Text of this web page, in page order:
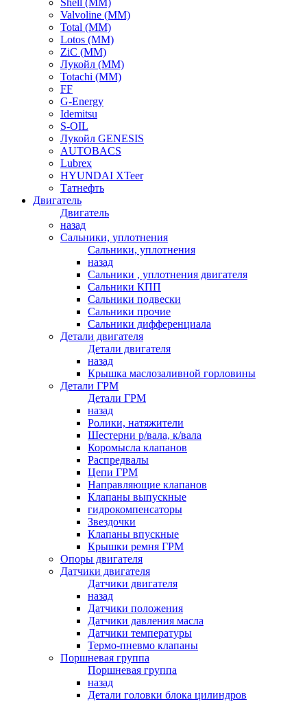
Shell (ММ)
Valvoline (ММ)
Total (ММ)
Lotos (ММ)
ZiC (ММ)
Лукойл (ММ)
Totachi (MM)
FF
G-Energy
Idemitsu
S-OIL
Лукойл GENESIS
AUTOBACS
Lubrex
HYUNDAI XTeer
Татнефть
Двигатель
Двигатель
назад
Сальники, уплотнения
Сальники, уплотнения
назад
Сальники , уплотнения двигателя
Сальники КПП
Сальники подвески
Сальники прочие
Сальники дифференциала
Детали двигателя
Детали двигателя
назад
Крышка маслозаливной горловины
Детали ГРМ
Детали ГРМ
назад
Ролики, натяжители
Шестерни р/вала, к/вала
Коромысла клапанов
Распредвалы
Цепи ГРМ
Направляющие клапанов
Клапаны выпускные
гидрокомпенсаторы
Звездочки
Клапаны впускные
Крышки ремня ГРМ
Опоры двигателя
Датчики двигателя
Датчики двигателя
назад
Датчики положения
Датчики давления масла
Датчики температуры
Термо-пневмо клапаны
Поршневая группа
Поршневая группа
назад
Детали головки блока цилиндров